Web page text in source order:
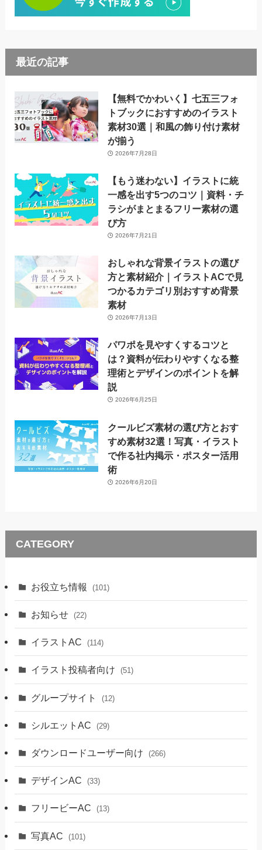
最近の記事
【無料でかわいく】七五三フォ
トブックにおすすめのイラスト
素材30選｜和風の飾り付け素材
が揃う
2026年7月28日
【もう迷わない】イラストに統
一感を出す5つのコツ｜資料・チ
ラシがまとまるフリー素材の選
び方
2026年7月21日
おしゃれな背景イラストの選び
方と素材紹介｜イラストACで見
つかるカテゴリ別おすすめ背景
素材
2026年7月13日
パワポを見やすくするコツと
は？資料が伝わりやすくなる整
理術とデザインのポイントを解
説
2026年6月25日
クールビズ素材の選び方とおす
すめ素材32選！写真・イラスト
で作る社内掲示・ポスター活用
術
2026年6月20日
CATEGORY
お役立ち情報 (101)
お知らせ (22)
イラストAC (114)
イラスト投稿者向け (51)
グループサイト (12)
シルエットAC (29)
ダウンロードユーザー向け (266)
デザインAC (33)
フリービーAC (13)
写真AC (101)